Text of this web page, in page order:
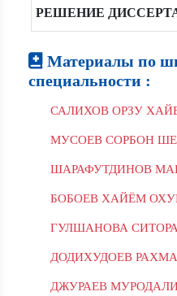
РЕШЕНИЕ
Материалы по
специальности :
САЛИХОВ ОРЗУ
МУСОЕВ СОРБОН
ШАРАФУТДИНОВ
БОБОЕВ ХАЙЁМ
ГУЛШАНОВА
ДОДИХУДОЕВ
ДЖУРАЕВ